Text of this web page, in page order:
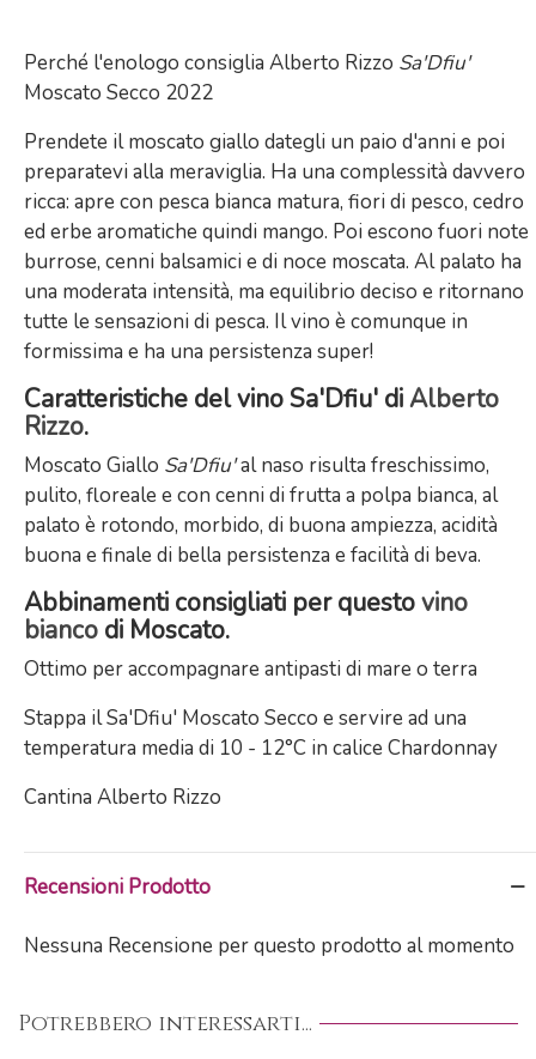
Perché l'enologo consiglia Alberto Rizzo Sa'Dfiu'
Moscato Secco 2022
Prendete il moscato giallo dategli un paio d'anni e poi
preparatevi alla meraviglia. Ha una complessità davvero
ricca: apre con pesca bianca matura, fiori di pesco, cedro
ed erbe aromatiche quindi mango. Poi escono fuori note
burrose, cenni balsamici e di noce moscata. Al palato ha
una moderata intensità, ma equilibrio deciso e ritornano
tutte le sensazioni di pesca. Il vino è comunque in
formissima e ha una persistenza super!
Caratteristiche del vino Sa'Dfiu' diAlberto
Rizzo.
Moscato Giallo Sa'Dfiu'al naso risulta freschissimo,
pulito, floreale e con cenni di frutta a polpa bianca, al
palato è rotondo, morbido, di buona ampiezza, acidità
buona e finale di bella persistenza e facilità di beva.
Abbinamenti consigliati per questovino
bianco di Moscato.
Ottimo per accompagnare antipasti di mare o terra
Stappa il Sa'Dfiu' Moscato Secco e servire ad una
temperatura media di 10 - 12°C in calice Chardonnay
Cantina Alberto Rizzo
Recensioni Prodotto
Nessuna Recensione per questo prodotto al momento
Potrebbero interessarti...